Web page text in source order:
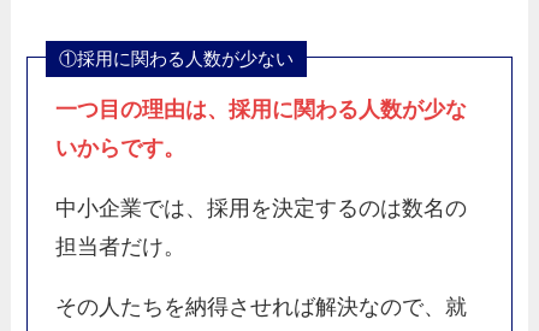
①採用に関わる人数が少ない
一つ目の理由は、 採用に関わる人数が少な
いからです。
中小企業では、採用を決定するのは数名の
担当者だけ。
その人たちを納得させれば解決なので、就